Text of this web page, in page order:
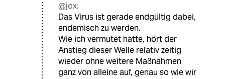
@jox:
Das Virus ist gerade endgültig dabei,
endemisch zu werden.
Wie ich vermutet hatte, hört der
Anstieg dieser Welle relativ zeitig
wieder ohne weitere Maßnahmen
ganz von alleine auf, genau so wie wir